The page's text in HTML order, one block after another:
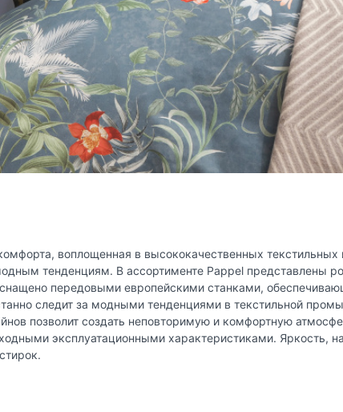
воплощенная в высококачественных
тенденциям. В ассортименте Pappel представлены
передовыми европейскими станками,
следит за модными тенденциями в текстильной
позволит создать неповторимую и комфортную
эксплуатационными характеристиками. Яркость,